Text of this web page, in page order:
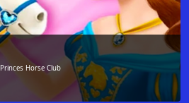
Princes Horse Club